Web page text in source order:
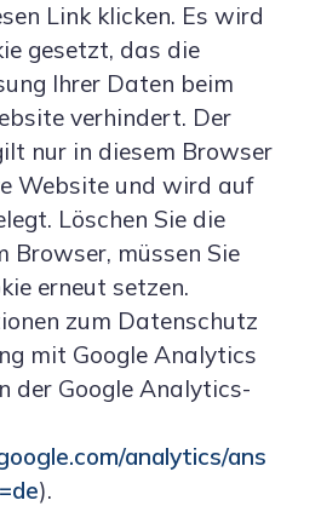
Link klicken. Es wird
gesetzt, das die
Ihrer Daten beim
verhindert. Der
nur in diesem Browser
Website und wird auf
Löschen Sie die
Browser, müssen Sie
erneut setzen.
zum Datenschutz
mit Google Analytics
der Google Analytics-
analytics/ans
).